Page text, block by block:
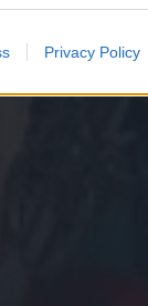
Privacy Policy